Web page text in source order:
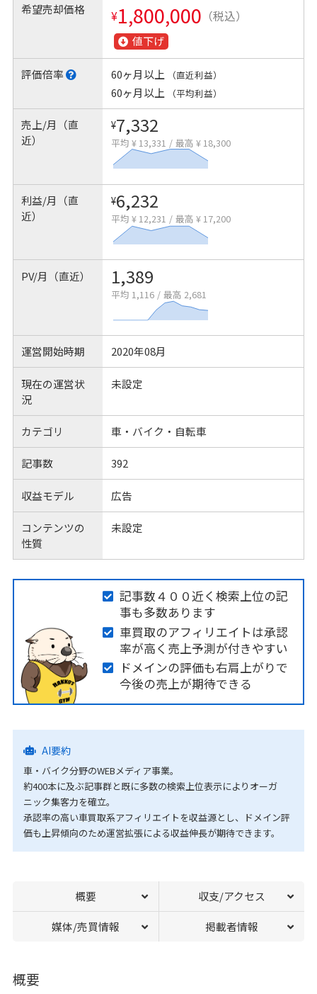
希望売却価格 ¥1,800,000 （税込）
値下げ
評価倍率 60ヶ月以上 （直近利益）
60ヶ月以上 （平均利益）
売上/月（直
近）
¥7,332
平均 ¥ 13,331 / 最高 ¥ 18,300
利益/月（直
近）
¥6,232
平均 ¥ 12,231 / 最高 ¥ 17,200
PV/月（直近） 1,389
平均 1,116 / 最高 2,681
運営開始時期 2020年08月
現在の運営状
況
未設定
カテゴリ 車・バイク・自転車
記事数 392
収益モデル 広告
コンテンツの
性質
未設定
記事数４００近く検索上位の記
事も多数あります
車買取のアフィリエイトは承認
率が高く売上予測が付きやすい
ドメインの評価も右肩上がりで
今後の売上が期待できる
AI要約
車・バイク分野のWEBメディア事業。
約400本に及ぶ記事群と既に多数の検索上位表示によりオーガ
ニック集客力を確立。
承認率の高い車買取系アフィリエイトを収益源とし、ドメイン評
価も上昇傾向のため運営拡張による収益伸長が期待できます。
概要 収支/アクセス
媒体/売買情報 掲載者情報
概要